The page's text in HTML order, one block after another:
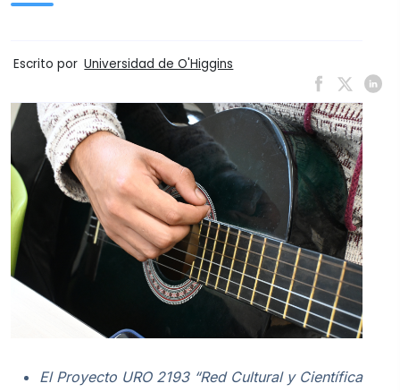
Escrito por Universidad de O'Higgins
El Proyecto URO 2193 “Red Cultural y Científica